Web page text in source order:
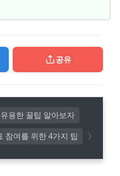
공유
참여를 위한 4가지 팁
용한 꿀팁 알아보자